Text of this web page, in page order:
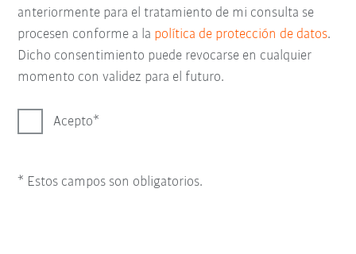
anteriormente para el tratamiento de mi consulta se
procesen conforme a la política de protección de datos.
Dicho consentimiento puede revocarse en cualquier
momento con validez para el futuro.
Acepto
* Estos campos son obligatorios.